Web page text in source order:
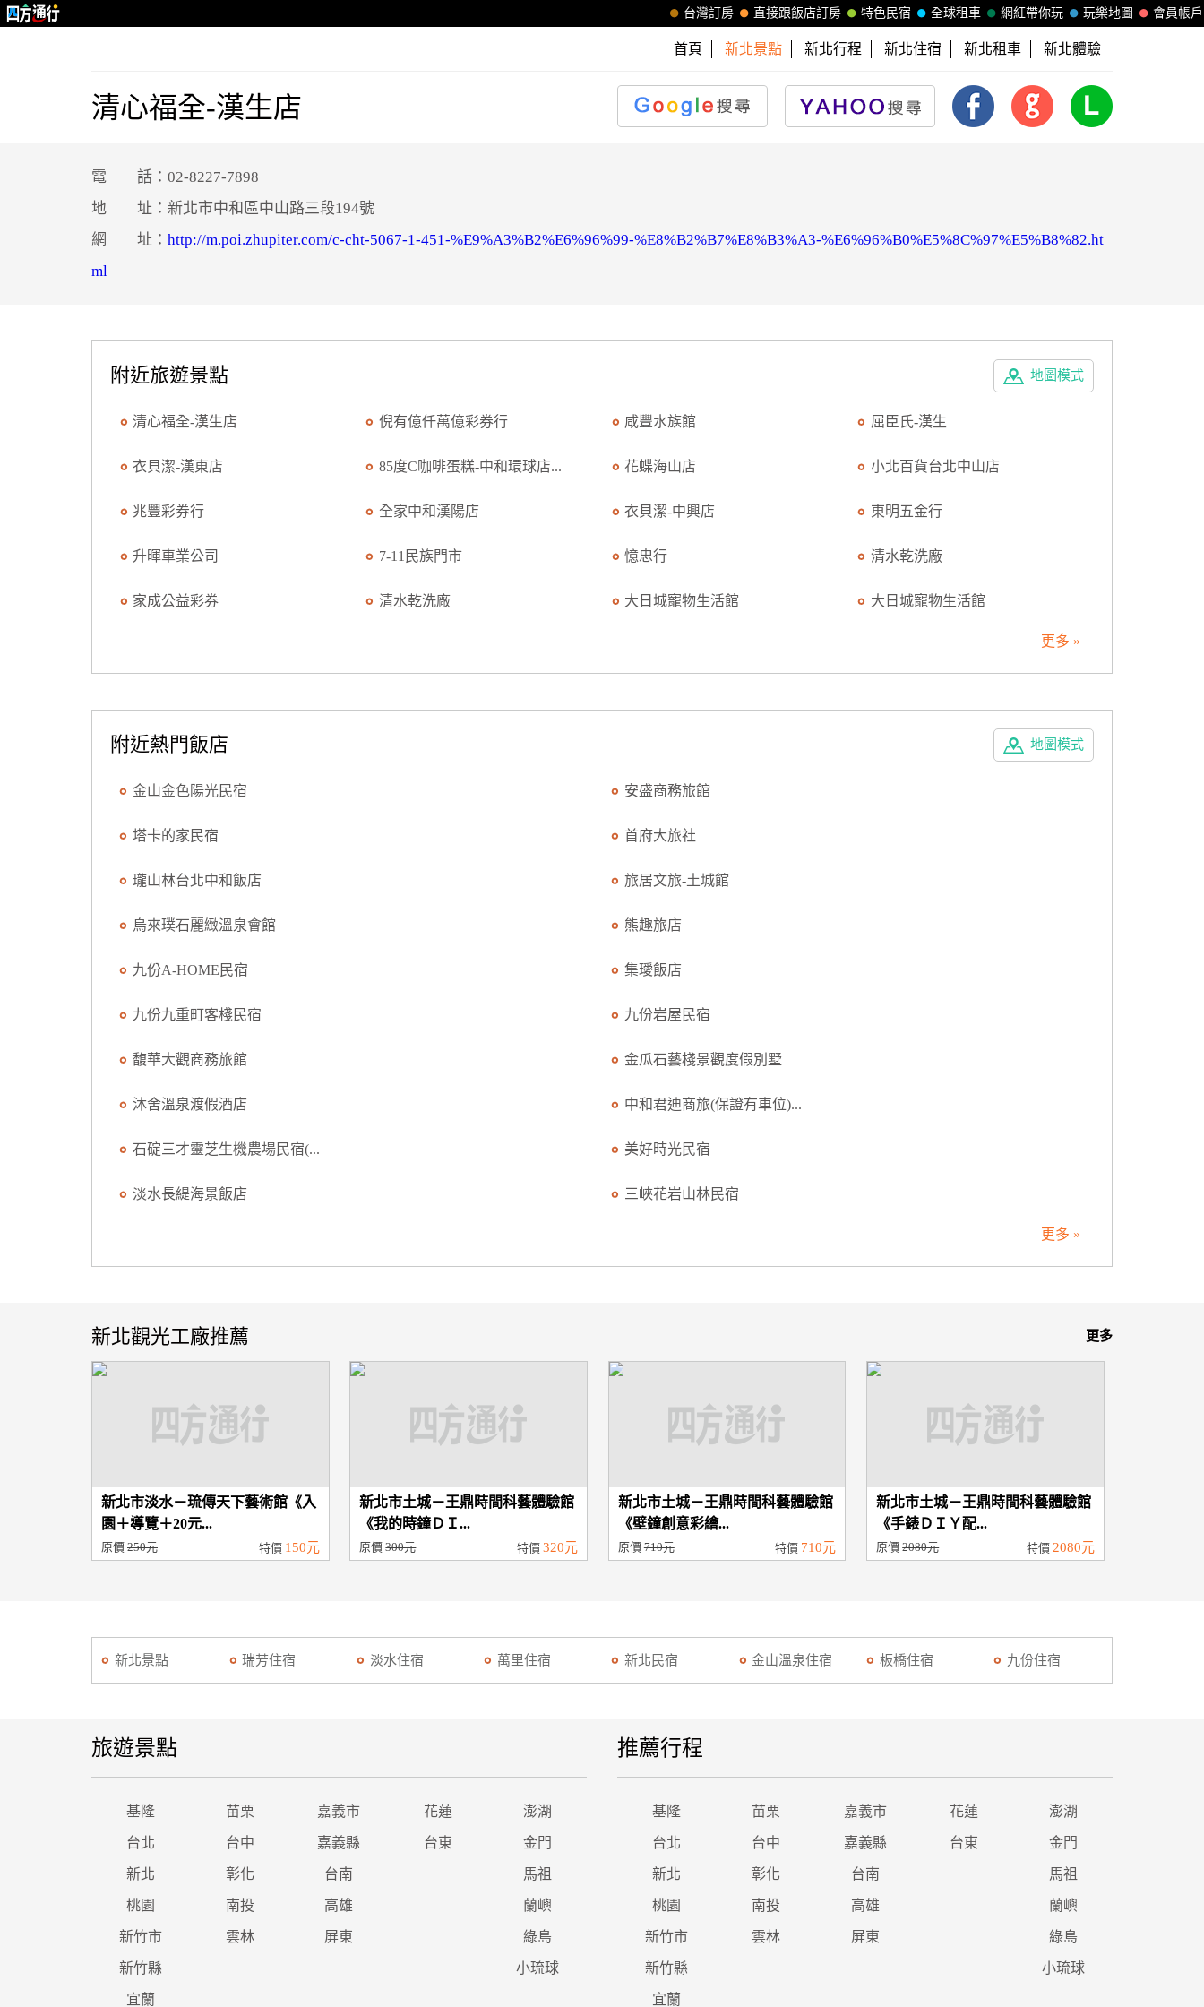
會員帳戶
玩樂地圖
網紅帶你玩
全球租車
特色民宿
直接跟飯店訂房
台灣訂房
首頁 新北景點 新北行程 新北住宿 新北租車 新北體驗
清心福全-漢生店
電 話：02-8227-7898
地 址：新北市中和區中山路三段194號
網 址： http://m.poi.zhupiter.com/c-cht-5067-1-451-%E9%A3%B2%E6%96%99-%E8%B2%B7%E8%B3%A3-%E6%96%B0%E5%8C%97%E5%B8%82.ht
ml
地圖模式
附近旅遊景點
清心福全-漢生店 倪有億仟萬億彩券行 咸豐水族館 屈臣氏-漢生
衣貝潔-漢東店 85度C咖啡蛋糕-中和環球店... 花蝶海山店 小北百貨台北中山店
兆豐彩券行 全家中和漢陽店 衣貝潔-中興店 東明五金行
升暉車業公司 7-11民族門市 憶忠行 清水乾洗廠
家成公益彩券 清水乾洗廠 大日城寵物生活館 大日城寵物生活館
更多 »
地圖模式
附近熱門飯店
金山金色陽光民宿 安盛商務旅館
塔卡的家民宿 首府大旅社
瓏山林台北中和飯店 旅居文旅-土城館
烏來璞石麗緻溫泉會館 熊趣旅店
九份A-HOME民宿 集璦飯店
九份九重町客棧民宿 九份岩屋民宿
馥華大觀商務旅館 金瓜石藝棧景觀度假別墅
沐舍溫泉渡假酒店 中和君迪商旅(保證有車位)...
石碇三才靈芝生機農場民宿(... 美好時光民宿
淡水長緹海景飯店 三峽花岩山林民宿
更多 »
更多
新北觀光工廠推薦
新北市淡水－琉傳天下藝術館《入
園＋導覽＋20元...
原價 250元 特價 150元
新北市土城－王鼎時間科藝體驗館
《我的時鐘ＤＩ...
原價300元 特價320元
新北市土城－王鼎時間科藝體驗館
《壁鐘創意彩繪...
原價710元 特價 710元
新北市土城－王鼎時間科藝體驗館
《手錶ＤＩＹ配...
原價2080元 特價 2080元
新北景點 瑞芳住宿 淡水住宿 萬里住宿 新北民宿 金山溫泉住宿 板橋住宿 九份住宿
旅遊景點
基隆 苗栗 嘉義市 花蓮 澎湖
台北 台中 嘉義縣 台東 金門
新北 彰化 台南 馬祖
桃園 南投 高雄 蘭嶼
新竹市 雲林 屏東 綠島
新竹縣 小琉球
宜蘭
推薦行程
基隆 苗栗 嘉義市 花蓮 澎湖
台北 台中 嘉義縣 台東 金門
新北 彰化 台南 馬祖
桃園 南投 高雄 蘭嶼
新竹市 雲林 屏東 綠島
新竹縣 小琉球
宜蘭